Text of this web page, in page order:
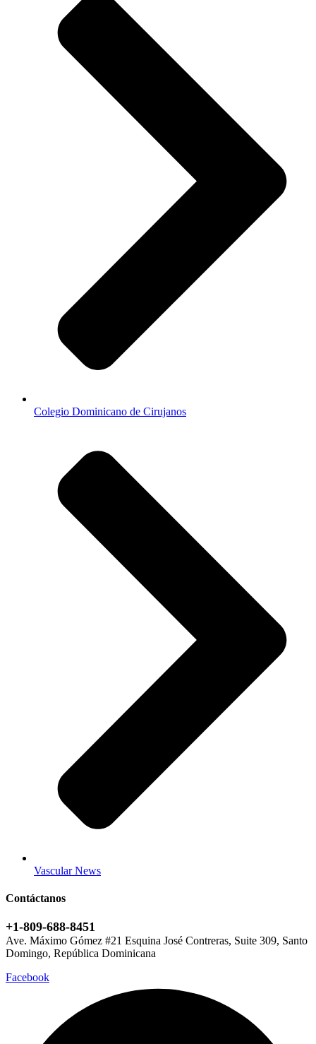
Colegio Dominicano de Cirujanos
Vascular News
Contáctanos
+1-809-688-8451
Ave. Máximo Gómez #21 Esquina José Contreras, Suite 309, Santo
Domingo, República Dominicana
Facebook